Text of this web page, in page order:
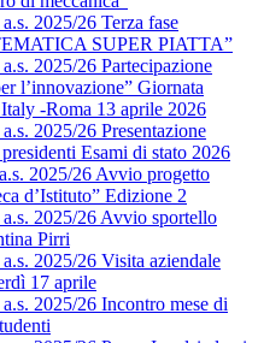
2025/26 Terza fase
SUPER PIATTA”
2025/26 Partecipazione
l’innovazione” Giornata
-Roma 13 aprile 2026
2025/26 Presentazione
Esami di stato 2026
2025/26 Avvio progetto
d’Istituto” Edizione 2
2025/26 Avvio sportello
Pirri
2025/26 Visita aziendale
17 aprile
2025/26 Incontro mese di